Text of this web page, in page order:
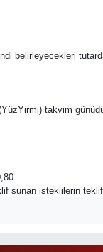
belirleyecekleri
takvim
sunan isteklilerin